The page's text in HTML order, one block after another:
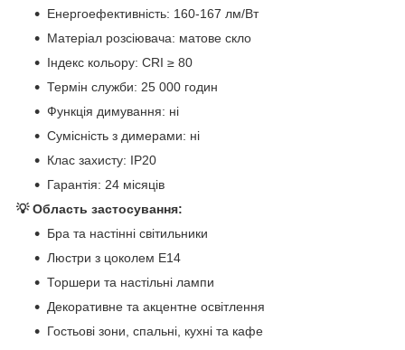
Енергоефективність: 160-167 лм/Вт
Матеріал розсіювача: матове скло
Індекс кольору: CRI ≥ 80
Термін служби: 25 000 годин
Функція димування: ні
Сумісність з димерами: ні
Клас захисту: IP20
Гарантія: 24 місяців
💡 Область застосування:
Бра та настінні світильники
Люстри з цоколем E14
Торшери та настільні лампи
Декоративне та акцентне освітлення
Гостьові зони, спальні, кухні та кафе